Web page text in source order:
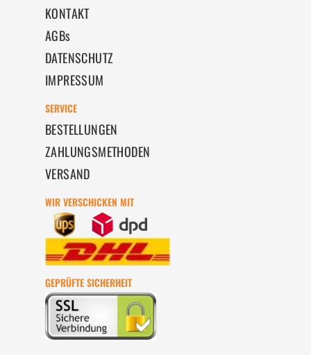
KONTAKT
AGBs
DATENSCHUTZ
IMPRESSUM
SERVICE
BESTELLUNGEN
ZAHLUNGSMETHODEN
VERSAND
WIR VERSCHICKEN MIT
GEPRÜFTE SICHERHEIT